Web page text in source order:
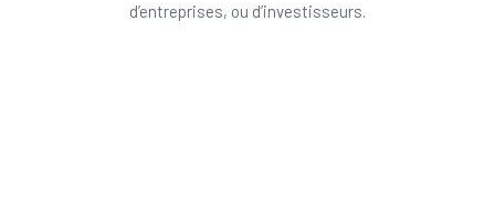
d’entreprises, ou d’investisseurs.